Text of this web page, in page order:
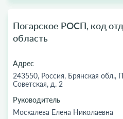
Погарское РОСП, код
область
Адрес
243550, Россия, Брянская обл.,
Советская, д. 2
Руководитель
Москалева Елена Николаевна